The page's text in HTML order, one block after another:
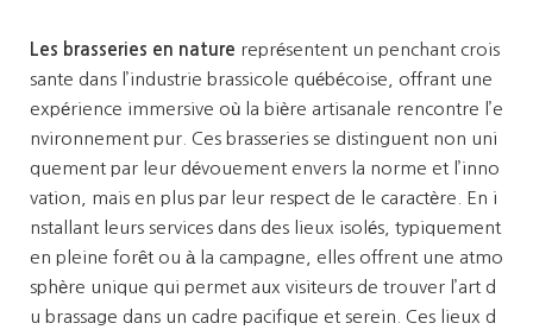
Les brasseries en nature représentent un penchant crois
sante dans l’industrie brassicole québécoise, offrant une
expérience immersive où la bière artisanale rencontre l’e
nvironnement pur. Ces brasseries se distinguent non uni
quement par leur dévouement envers la norme et l’inno
vation, mais en plus par leur respect de le caractère. En i
nstallant leurs services dans des lieux isolés, typiquement
en pleine forêt ou à la campagne, elles offrent une atmo
sphère unique qui permet aux visiteurs de trouver l’art d
u brassage dans un cadre pacifique et serein. Ces lieux d